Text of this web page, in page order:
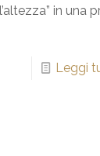
in una
Leggi